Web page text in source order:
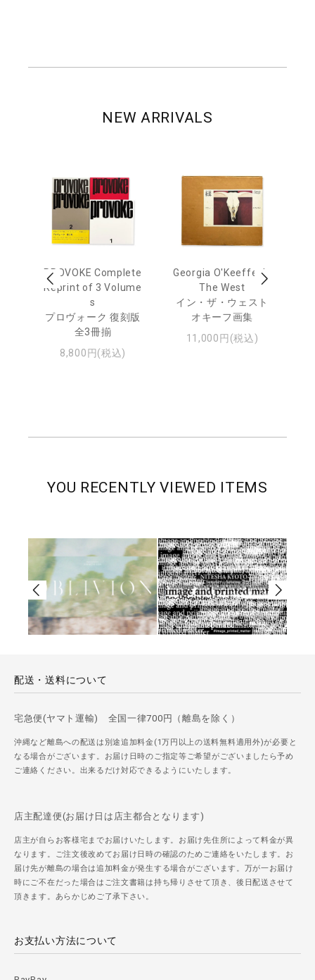
NEW ARRIVALS
PROVOKE Complete
Reprint of 3 Volume
s
プロヴォーク 復刻版
全3冊揃
8,800円(税込)
Georgia O'Keeffe: In
The West
イン・ザ・ウェスト
オキーフ画集
11,000円(税込)
YOU RECENTLY VIEWED ITEMS
配送・送料について
宅急便(ヤマト運輸) 全国一律700円（離島を除く）
沖縄など離島への配送は別途追加料金(1万円以上の送料無料適用外)が必要と
なる場合がございます。お届け日時のご指定等ご希望がございましたら予め
ご連絡ください。出来るだけ対応できるようにいたします。
店主配達便(お届け日は店主都合となります)
店主が自らお客様宅までお届けいたします。お届け先住所によって料金が異
なります。ご注文後改めてお届け日時の確認のためご連絡をいたします。お
届け先が離島の場合は追加料金が発生する場合がございます。万が一お届け
時にご不在だった場合はご注文書籍は持ち帰りさせて頂き、後日配送させて
頂きます。あらかじめご了承下さい。
お支払い方法について